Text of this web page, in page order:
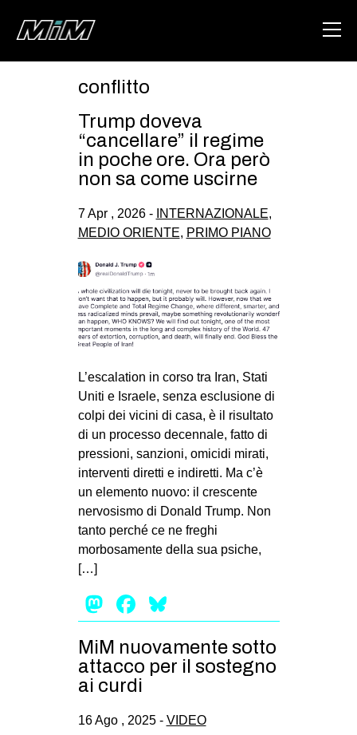
ABOUT
GAZA FREESTYLE
STUDENTI TSUNAMI
ZAM
MOBILITAZIONI
SPAZI
SPORT POPOLARE
MOVIMENTI
AMBIENTE
ANTIFASCISMO
PRECARIATO
REPRESSIONE
CULTURE
conflitto
Trump doveva
“cancellare” il regime
in poche ore. Ora però
non sa come uscirne
7 Apr , 2026 - INTERNAZIONALE,
MEDIO ORIENTE, PRIMO PIANO
L’escalation in corso tra Iran, Stati
Uniti e Israele, senza esclusione di
colpi dei vicini di casa, è il risultato
di un processo decennale, fatto di
pressioni, sanzioni, omicidi mirati,
interventi diretti e indiretti. Ma c’è
un elemento nuovo: il crescente
nervosismo di Donald Trump. Non
tanto perché ce ne freghi
morbosamente della sua psiche,
[…]
Mastodon
Facebook
MiM nuovamente sotto
attacco per il sostegno
ai curdi
16 Ago , 2025 - VIDEO